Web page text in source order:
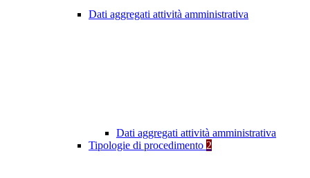
Dati aggregati attività amministrativa
Dati aggregati attività amministrativa
Tipologie di procedimento 2